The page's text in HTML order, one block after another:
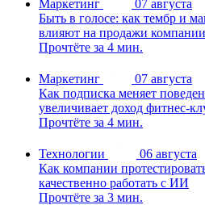
Маркетинг
07 августа
Быть в голосе: как тембр и
влияют на продажи компании
Прочтёте за 4 мин.
Маркетинг
07 августа
Как подписка меняет
увеличивает доход фитнес-
Прочтёте за 4 мин.
Технологии
06 августа
Как компании
качественно работать с ИИ
Прочтёте за 3 мин.